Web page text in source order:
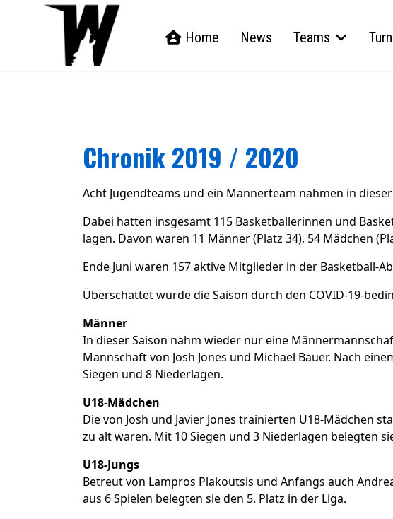
Home News Teams
Chronik 2019 / 2020
Acht Jugendteams und ein Männerteam nahmen in
Dabei hatten insgesamt 115 Basketballerinnen und
lagen. Davon waren 11 Männer (Platz 34), 54 Mädchen
Ende Juni waren 157 aktive Mitglieder in der Basketball-
Überschattet wurde die Saison durch den COVID-19-
Männer
In dieser Saison nahm wieder nur eine
Mannschaft von Josh Jones und Michael Bauer. Nach
Siegen und 8 Niederlagen.
U18-Mädchen
Die von Josh und Javier Jones trainierten U18-Mädchen
zu alt waren. Mit 10 Siegen und 3 Niederlagen belegten
U18-Jungs
Betreut von Lampros Plakoutsis und Anfangs auch
aus 6 Spielen belegten sie den 5. Platz in der Liga.